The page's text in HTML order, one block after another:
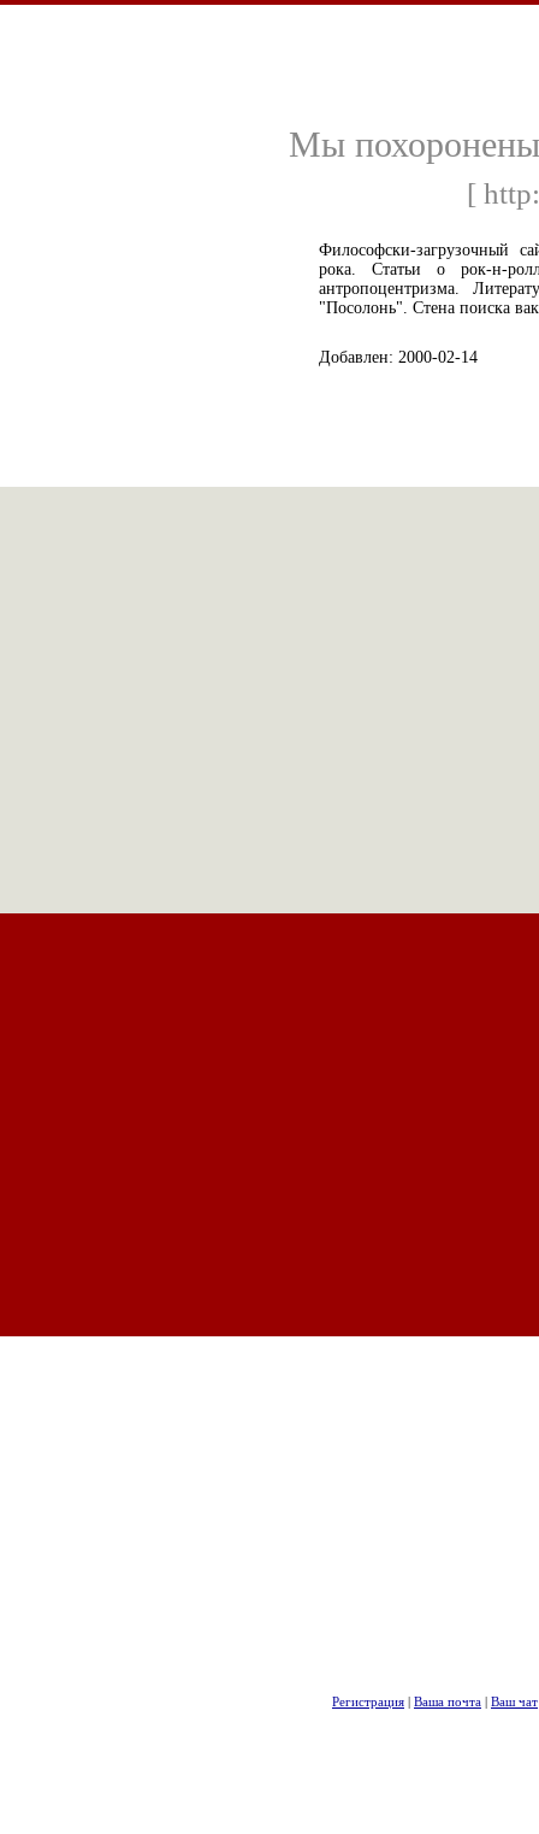
Мы похоронены
[
Философски-загрузочный
рока. Статьи о рок-н-
антропоцентризма.
"Посолонь". Стена поиска
Добавлен: 2000-02-14
Регистрация | Ваша почта | Ваш чат